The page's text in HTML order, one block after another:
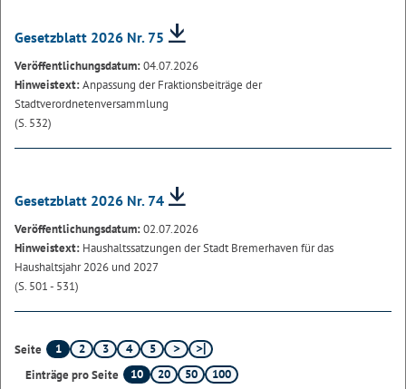
Gesetzblatt 2026 Nr. 75
Veröffentlichungsdatum:04.07.2026
Hinweistext:Anpassung der Fraktionsbeiträge der
Stadtverordnetenversammlung
(S. 532)
Gesetzblatt 2026 Nr. 74
Veröffentlichungsdatum:02.07.2026
Hinweistext: Haushaltssatzungen der Stadt Bremerhaven für das
Haushaltsjahr 2026 und 2027
(S. 501 - 531)
Seite 1 2 3 4
5
Einträge pro Seite
10 20 50 100